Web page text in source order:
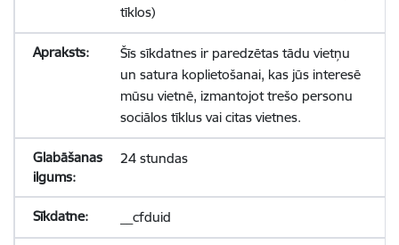
tīklos)
Šīs sīkdatnes ir paredzētas tādu vietņu
un satura koplietošanai, kas jūs interesē
mūsu vietnē, izmantojot trešo personu
sociālos tīklus vai citas vietnes.
24 stundas
__cfduid